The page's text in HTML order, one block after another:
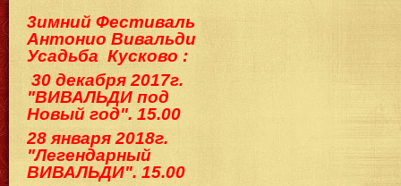
3имний Фестиваль
Антонио Вивальди
Усадьба Кусково :
30 декабря 2017г.
"ВИВАЛЬДИ под
Новый год". 15.00
28 января 2018г.
"Легендарный
ВИВАЛЬДИ". 15.00